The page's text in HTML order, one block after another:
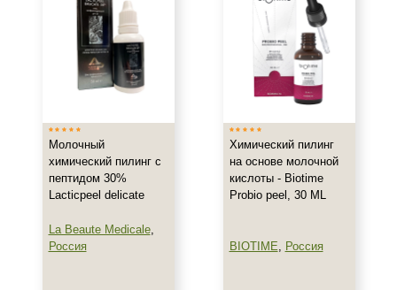
Обновление клеток
Ровный тон
Показать еще
Лицо
Тело
Объём
Молочный
химический пилинг с
пептидом 30%
Lacticpeel delicate
La Beaute Medicale,
Россия
Химический пилинг
на основе молочной
кислоты - Biotime
Probio peel, 30 ML
BIOTIME, Россия